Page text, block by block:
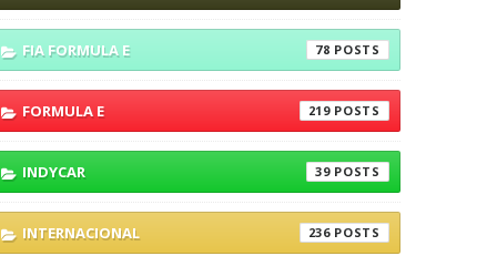
FIA FORMULA E 78
FORMULA E 219
INDYCAR 39
INTERNACIONAL 236